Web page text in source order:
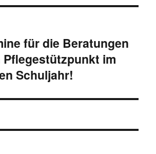
für die Beratungen
im
Schuljahr!